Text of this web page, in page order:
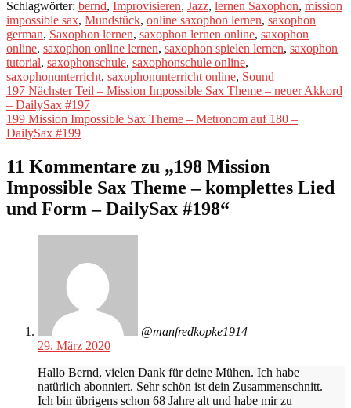
Schlagwörter: bernd, Improvisieren, Jazz, lernen Saxophon, mission
impossible sax, Mundstück, online saxophon lernen, saxophon
german, Saxophon lernen, saxophon lernen online, saxophon
online, saxophon online lernen, saxophon spielen lernen, saxophon
tutorial, saxophonschule, saxophonschule online,
saxophonunterricht, saxophonunterricht online, Sound
Beitragsnavigation
Vorheriger
Beitrag:
197 Nächster Teil – Mission Impossible Sax Theme – neuer Akkord
– DailySax #197
Nächster
Beitrag:
199 Mission Impossible Sax Theme – Metronom auf 180 –
DailySax #199
11 Kommentare zu „198 Mission
Impossible Sax Theme – komplettes Lied
und Form – DailySax #198“
@manfredkopke1914
29. März 2020
Hallo Bernd, vielen Dank für deine Mühen. Ich habe
natürlich abonniert. Sehr schön ist dein Zusammenschnitt.
Ich bin übrigens schon 68 Jahre alt und habe mir zu